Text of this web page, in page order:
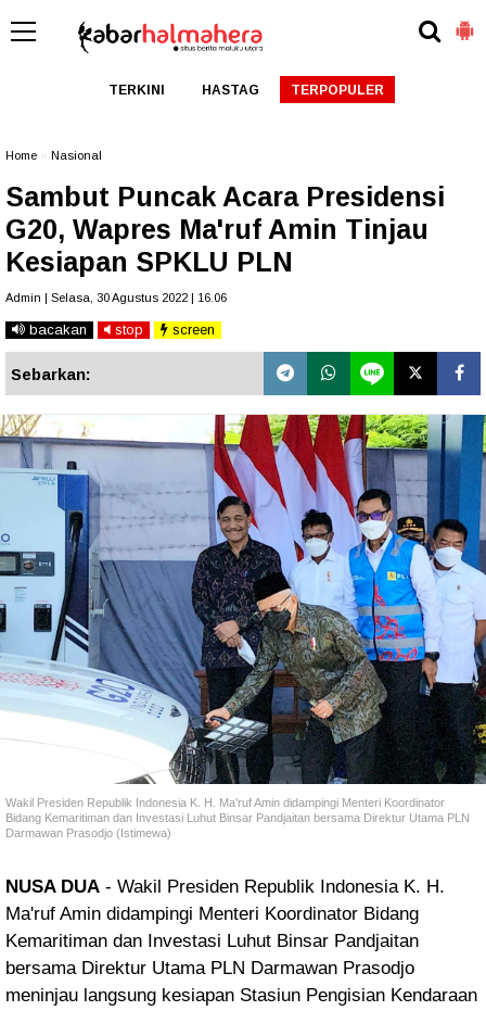
TERKINI HASTAG TERPOPULER
Home Nasional
Sambut Puncak Acara Presidensi
G20, Wapres Ma'ruf Amin Tinjau
Kesiapan SPKLU PLN
Admin | Selasa, 30 Agustus 2022 | 16.06
bacakan stop screen
Sebarkan:
Wakil Presiden Republik Indonesia K. H. Ma'ruf Amin didampingi Menteri Koordinator
Bidang Kemaritiman dan Investasi Luhut Binsar Pandjaitan bersama Direktur Utama PLN
Darmawan Prasodjo (Istimewa)
NUSA DUA - Wakil Presiden Republik Indonesia K. H.
Ma'ruf Amin didampingi Menteri Koordinator Bidang
Kemaritiman dan Investasi Luhut Binsar Pandjaitan
bersama Direktur Utama PLN Darmawan Prasodjo
meninjau langsung kesiapan Stasiun Pengisian Kendaraan